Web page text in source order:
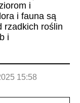
i
i fauna są
rzadkich roślin
i
15:58